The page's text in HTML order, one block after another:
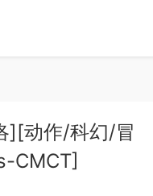
][动作/科幻/冒
CMCT]